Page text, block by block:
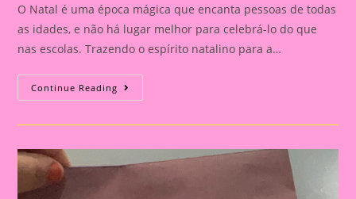
O Natal é uma época mágica que encanta pessoas de todas
as idades, e não há lugar melhor para celebrá-lo do que
nas escolas. Trazendo o espírito natalino para a…
Continue Reading Atividade
De
Porta